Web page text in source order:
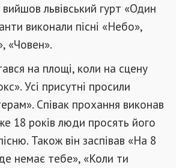
львівський гурт «Один
виконали пісні «Небо»,
«Човен».
на площі, коли на сцену
Усі присутні просили
Співак прохання виконав
18 років люди просять його
Також він заспівав «На 8
немає тебе», «Коли ти